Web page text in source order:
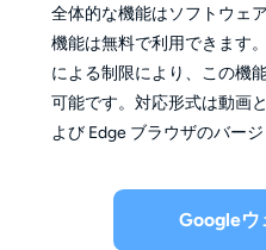
全体的な機能はソフトウェ
機能は無料で利用できます
による制限により、この機
可能です。対応形式は動画
よび Edge ブラウザのバー
Googleウ